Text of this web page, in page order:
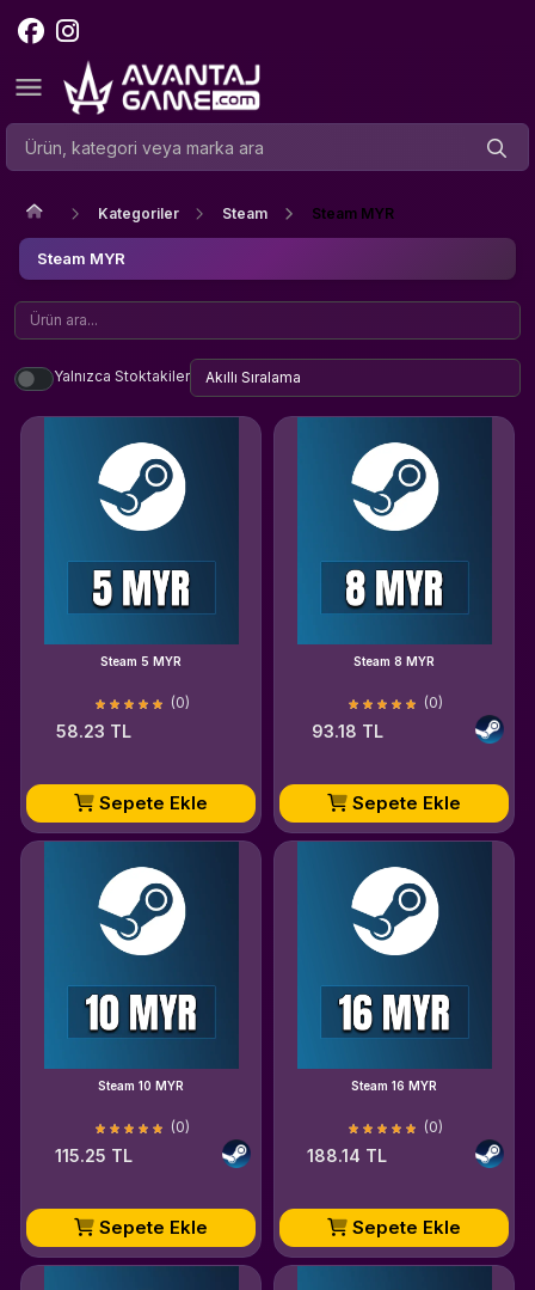
Kategoriler Steam Steam MYR
Steam MYR
Yalnızca Stoktakiler
Steam 5 MYR
(0)
58.23 TL
Sepete Ekle
Steam 8 MYR
(0)
93.18 TL
Sepete Ekle
Steam 10 MYR
(0)
115.25 TL
Sepete Ekle
Steam 16 MYR
(0)
188.14 TL
Sepete Ekle